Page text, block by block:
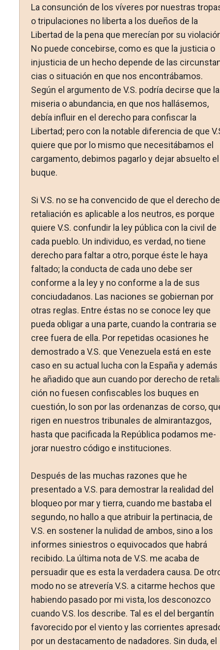
La consunción de los víveres por nuestras
o tripula­ciones no liberta a los dueños de la
Libertad de la pena que merecían por su
No puede concebirse, como es que la justicia o
injusticia de un hecho depende de las
cias o situación en que nos encontrábamos.
Según el argu­mento de V.S. podría decirse que la
miseria o abundancia, en que nos hallásemos,
debía influir en el derecho para confiscar la
Libertad; pero con la notable diferencia de que
quiere que por lo mismo que necesitábamos el
cargamento, debimos pagarlo y dejar absuelto el
buque.
Si V.S. no se ha convencido de que el derecho de
retalia­ción es aplicable a los neutros, es porque
quiere V.S. confundir la ley pública con la civil de
cada pueblo. Un individuo, es verdad, no tiene
derecho para faltar a otro, porque éste le haya
faltado; la conducta de cada uno debe ser
conforme a la ley y no conforme a la de sus
conciudadanos. Las naciones se gobiernan por
otras reglas. Entre éstas no se conoce ley que
pueda obligar a una parte, cuando la contraria se
cree fuera de ella. Por repetidas ocasiones he
demostrado a V.S. que Ve­nezuela está en este
caso en su actual lucha con la España y además
he añadido que aun cuando por derecho de
ción no fuesen confiscables los buques en
cuestión, lo son por las ordenanzas de corso,
rigen en nuestros tribunales de al­mirantazgos,
hasta que pacificada la República podamos me­
jorar nuestro código e instituciones.
Después de las muchas razones que he
presentado a V.S. para demostrar la realidad del
bloqueo por mar y tierra, cuan­do me bastaba el
segundo, no hallo a que atribuir la pertina­cia, de
V.S. en sostener la nulidad de ambos, sino a los
infor­mes siniestros o equivocados que habrá
recibido. La última nota de V.S. me acaba de
persuadir que es esta la verdade­ra causa. De
modo no se atrevería V.S. a citarme hechos que
habiendo pasado por mi vista, los desconozco
cuando V.S. los describe. Tal es el del bergantín
favorecido por el viento y las corrientes
por un destacamento de nadadores. Sin duda, el